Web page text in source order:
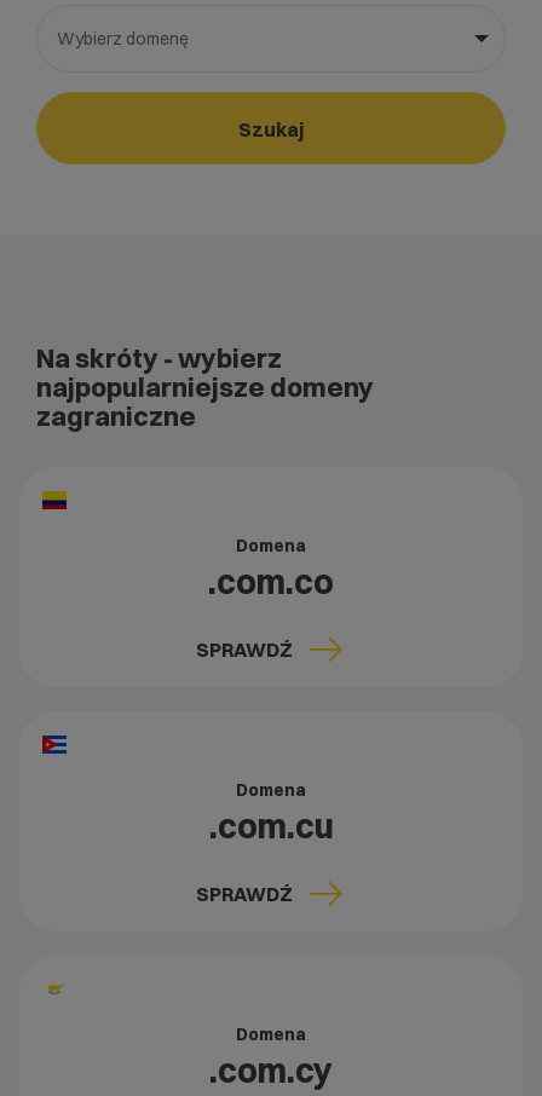
Wybierz domenę
Wybierz gotową listę. Użyj spacji, aby otworzyć.
Naciśnij spację, aby otworzyć listę, klawisze strzałek, aby
Szukaj
Na skróty - wybierz
najpopularniejsze domeny
zagraniczne
Domena
.com.co
SPRAWDŹ
Domena
.com.cu
SPRAWDŹ
Domena
.com.cy